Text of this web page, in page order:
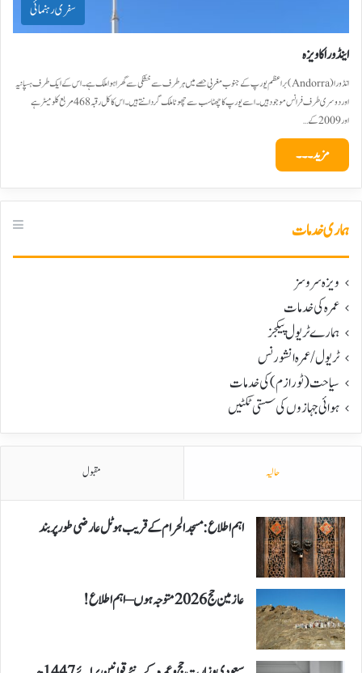
سفری رہنمائی
اینڈورا کا ویزہ
انڈورا (Andorra) براعظم یورپ کے جنوب مغربی حصے میں ہر طرف سے خشکی سے گھرا ہوا ملک ہے۔ اس کے ایک طرف ہسپانیہ
اور دوسری طرف فرانس موجود ہیں۔ اسے یورپ کا چھٹا سب سے چھوٹا ملک گردانتے ہیں۔ اس کا کل رقبہ 468 مربع کلومیٹر ہے
اور 2009 کے…
مزید۔۔۔
ہماری خدمات
ویزہ سروسز
عمرہ کی خدمات
ہمارے ٹریول پیکجز
ٹریول/عمرہ انشورنس
سیاحت(ٹورازم) کی خدمات
ہوائی جہازوں کی سستی ٹکٹیں
حالیہ مقبول
اہم اطلاع: مسجد الحرام کے قریب ہوٹل عارضی طور پر بند
عازمین حج 2026 متوجہ ہوں – اہم اطلاع!